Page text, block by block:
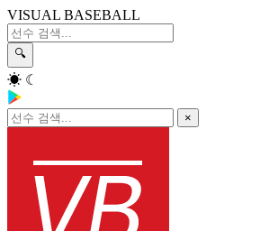
VISUAL BASEBALL
🔍
☀ ☾
×